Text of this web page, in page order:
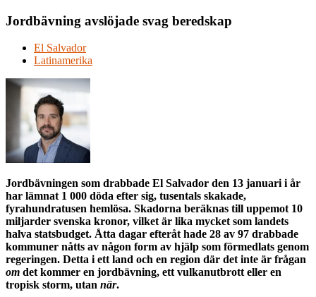
Jordbävning avslöjade svag beredskap
El Salvador
Latinamerika
Jordbävningen som drabbade El Salvador den 13 januari i år
har lämnat 1 000 döda efter sig, tusentals skakade,
fyrahundratusen hemlösa. Skadorna beräknas till uppemot 10
miljarder svenska kronor, vilket är lika mycket som landets
halva statsbudget. Åtta dagar efteråt hade 28 av 97 drabbade
kommuner nåtts av någon form av hjälp som förmedlats genom
regeringen. Detta i ett land och en region där det inte är frågan
om det kommer en jordbävning, ett vulkanutbrott eller en
tropisk storm, utan när.